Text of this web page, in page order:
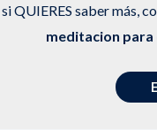
si QUIERES saber más,
meditacion para